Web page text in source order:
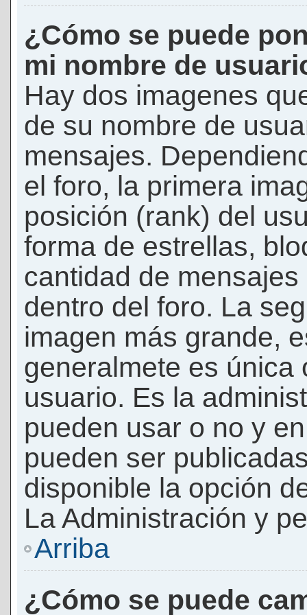
¿Cómo se puede
mi nombre de
Hay dos imagenes
de su nombre de
mensajes.
el foro, la primera
posición (rank) del
forma de estrellas,
cantidad de
dentro del foro. La
imagen más grande,
generalmete es única
usuario. Es la
pueden usar o no y
pueden ser
disponible la opción
La Administración y
Arriba
¿Cómo se puede